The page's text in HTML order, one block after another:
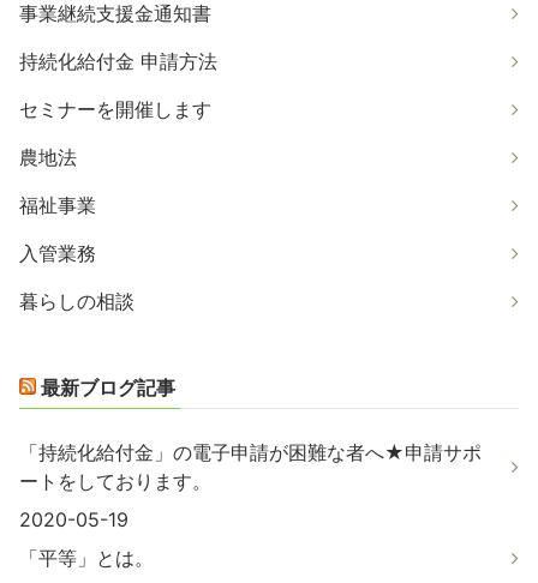
事業継続支援金通知書
持続化給付金 申請方法
セミナーを開催します
農地法
福祉事業
入管業務
暮らしの相談
最新ブログ記事
「持続化給付金」の電子申請が困難な者へ★申請サポ
ートをしております。
2020-05-19
「平等」とは。